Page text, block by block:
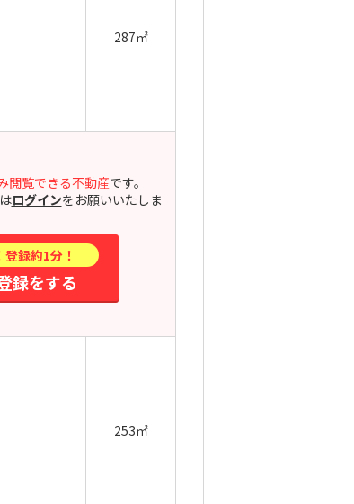
287㎡
閲覧できる不動産です。
ログインをお願いいたしま
録約1分！
録をする
253㎡